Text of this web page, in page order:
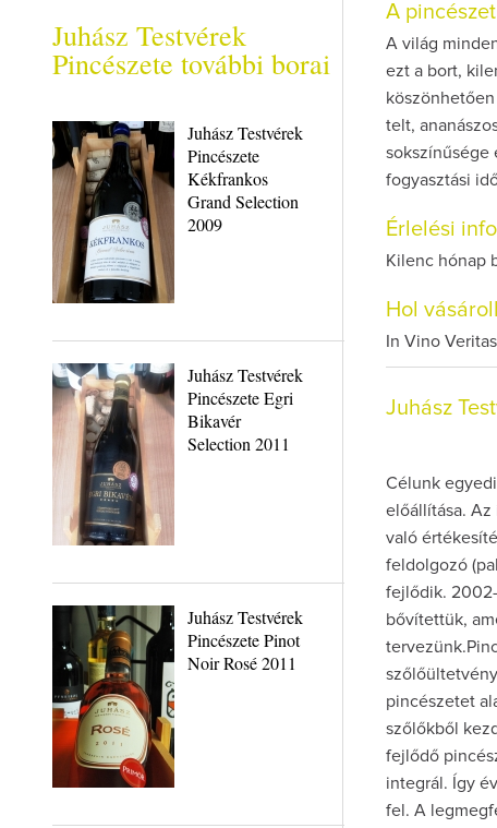
Juhász Testvérek
Pincészete további borai
Juhász Testvérek
Pincészete
Kékfrankos
Grand Selection
2009
Juhász Testvérek
Pincészete Egri
Bikavér
Selection 2011
Juhász Testvérek
Pincészete Pinot
Noir Rosé 2011
A
A világ
ezt a bort,
telt,
sokszínűsége
fogyasztási
Érlelési
Kilenc hónap
Hol
In Vino
Juhász
Célunk
előállítása.
való
feldolgozó
fejlődik.
bővítettük,
pincészetet
szőlőkből
fejlődő
integrál. Így
fel. A